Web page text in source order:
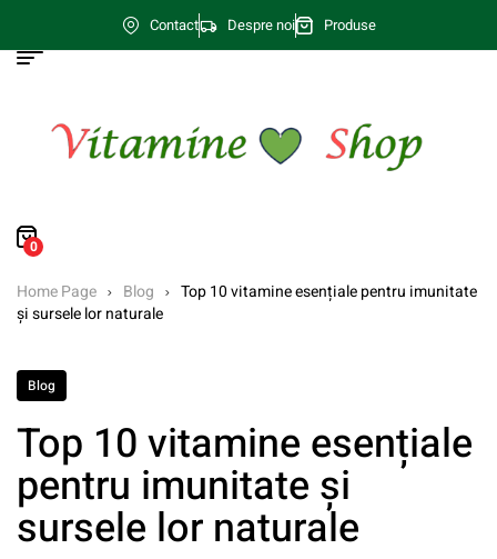
Contact Despre noi Produse
0
Home Page Blog
Top 10 vitamine esențiale pentru imunitate
și sursele lor naturale
Blog
Top 10 vitamine esențiale
pentru imunitate și
sursele lor naturale